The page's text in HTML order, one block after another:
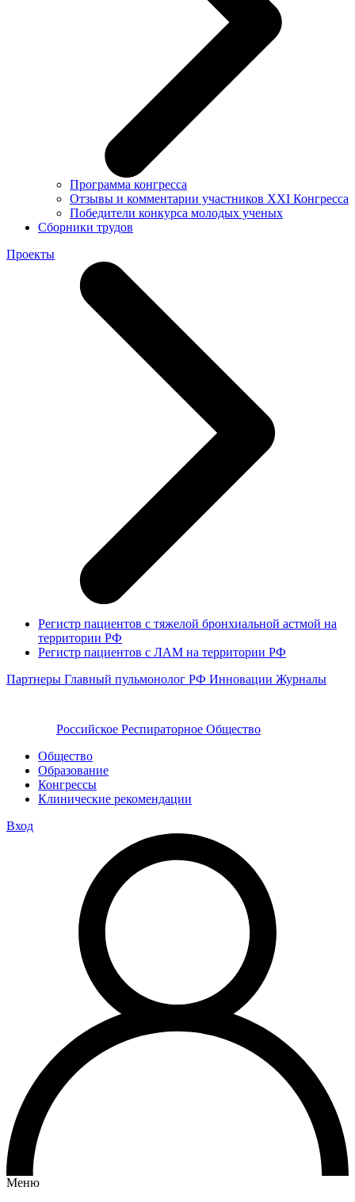
Программа конгресса
Отзывы и комментарии участников XXI Конгресса
Победители конкурса молодых ученых
Сборники трудов
Проекты
Регистр пациентов с тяжелой бронхиальной астмой на
территории РФ
Регистр пациентов с ЛАМ на территории РФ
Партнеры Главный пульмонолог РФ Инновации Журналы
Российское Респираторное Общество
Общество
Образование
Конгрессы
Клинические рекомендации
Вход
Меню